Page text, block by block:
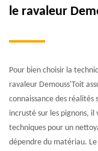
le ravaleur
Pour bien choisir la
ravaleur Demouss'Toit
connaissance des réalités
incrusté sur les pignons,
techniques pour un
dépendre du matériau.